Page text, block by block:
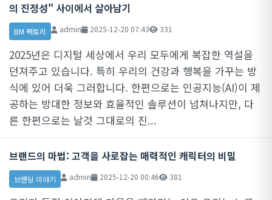
의 진정성" 사이에서 살아남기
BM 팩토리 admin 2025-12-20 07:43 331
2025년은 디지털 세상에서 우리 모두에게 복잡한 역설을
던져주고 있습니다. 특히 우리의 건강과 행복을 가꾸는 방
식에 있어 더욱 그러합니다. 한편으로는 인공지능(AI)이 제
공하는 방대한 정보와 효율적인 솔루션이 넘쳐나지만, 다
른 한편으로는 날것 그대로의 진...
브랜드의 마법: 고객을 사로잡는 매력적인 캐릭터의 비밀
브랜딩 이야기 admin 2025-12-20 00:46 381